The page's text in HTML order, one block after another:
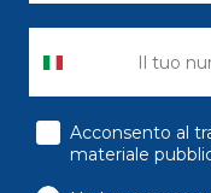
consenso
Acconsento al
materiale